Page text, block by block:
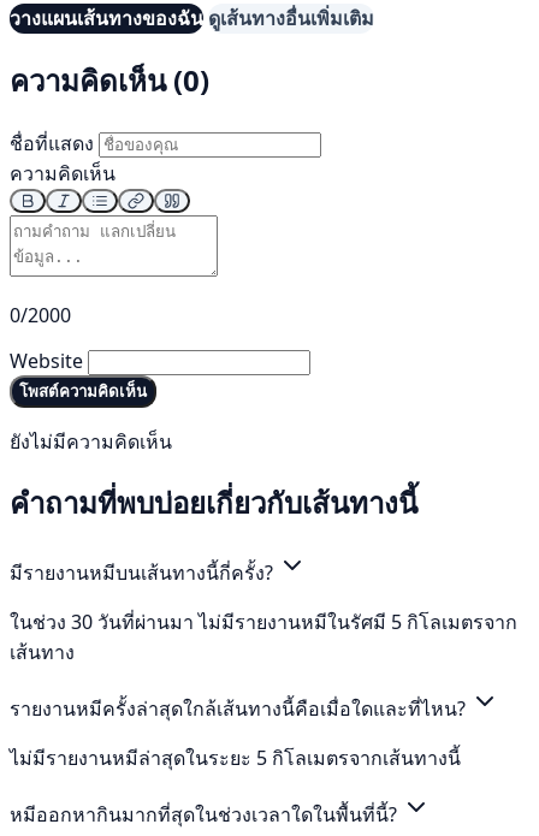
วางแผนเส้นทางของฉัน ดูเส้นทางอื่นเพิ่มเติม
ความคิดเห็น (0)
ชื่อที่แสดง
ความคิดเห็น
0/2000
Website
โพสต์ความคิดเห็น
ยังไม่มีความคิดเห็น
คำถามที่พบบ่อยเกี่ยวกับเส้นทางนี้
มีรายงานหมีบนเส้นทางนี้กี่ครั้ง?
ในช่วง 30 วันที่ผ่านมา ไม่มีรายงานหมีในรัศมี 5 กิโลเมตรจาก
เส้นทาง
รายงานหมีครั้งล่าสุดใกล้เส้นทางนี้คือเมื่อใดและที่ไหน?
ไม่มีรายงานหมีล่าสุดในระยะ 5 กิโลเมตรจากเส้นทางนี้
หมีออกหากินมากที่สุดในช่วงเวลาใดในพื้นที่นี้?